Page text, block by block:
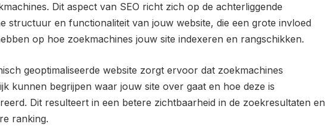
Dit aspect van SEO richt zich op de achterliggende
structuur en functionaliteit van jouw website, die een grote invloed
op hoe zoekmachines jouw site indexeren en rangschikken.
geoptimaliseerde website zorgt ervoor dat zoekmachines
kunnen begrijpen waar jouw site over gaat en hoe deze is
Dit resulteert in een betere zichtbaarheid in de zoekresultaten en
ranking.